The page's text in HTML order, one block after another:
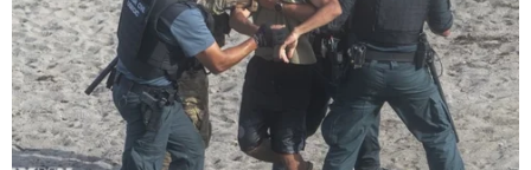
Trụ sở Tập đoàn dược phẩm AstraZeneca ở Macclesfield, Anh.
(Ảnh: AFP/TTXVN)
Tập đoàn dược phẩm AstraZeneca của Anh ngày
25/4 công bố lợi nhuận ròng trong 3 tháng đầu